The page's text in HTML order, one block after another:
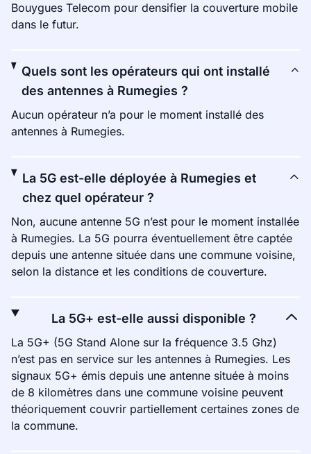
Bouygues Telecom pour densifier la couverture mobile
dans le futur.
Quels sont les opérateurs qui ont installé
des antennes à Rumegies ?
Aucun opérateur n’a pour le moment installé des
antennes à Rumegies.
La 5G est-elle déployée à Rumegies et
chez quel opérateur ?
Non, aucune antenne 5G n’est pour le moment installée
à Rumegies. La 5G pourra éventuellement être captée
depuis une antenne située dans une commune voisine,
selon la distance et les conditions de couverture.
La 5G+ est-elle aussi disponible ?
La 5G+ (5G Stand Alone sur la fréquence 3.5 Ghz)
n’est pas en service sur les antennes à Rumegies. Les
signaux 5G+ émis depuis une antenne située à moins
de 8 kilomètres dans une commune voisine peuvent
théoriquement couvrir partiellement certaines zones de
la commune.